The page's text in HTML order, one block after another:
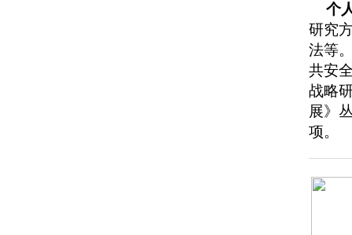
个
研究
法等
共安
战略
展》
项。